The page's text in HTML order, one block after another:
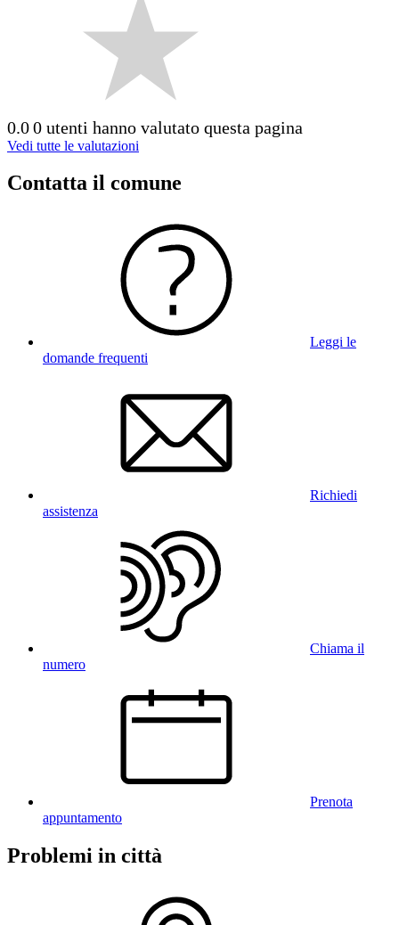
0.00 utenti hanno valutato questa pagina
Vedi tutte le valutazioni
Contatta il comune
Leggi le
domande frequenti
Richiedi
assistenza
Chiama il
numero
Prenota
appuntamento
Problemi in città